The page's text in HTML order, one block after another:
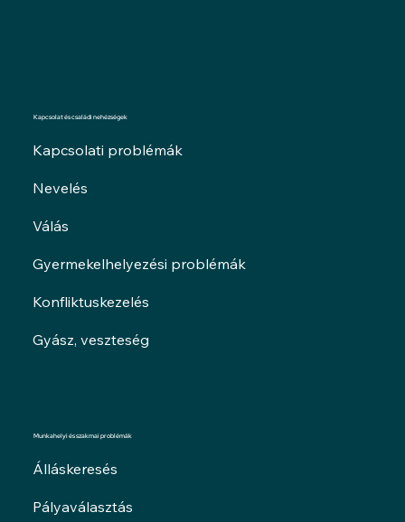
Kapcsolat és családi nehézségek
Kapcsolati problémák
Nevelés
Válás
Gyermekelhelyezési problémák
Konfliktuskezelés
Gyász, veszteség
Munkahelyi és szakmai problémák
Álláskeresés
Pályaválasztás